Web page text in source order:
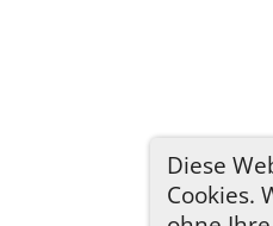
Diese
Cookies.